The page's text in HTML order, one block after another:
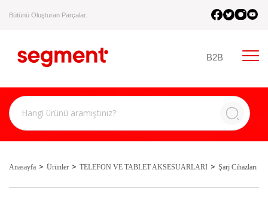
Bütünü Oluşturan Parçalar.
B2B
Anasayfa Ürünler TELEFON VE TABLET AKSESUARLARI Şarj Cihazları